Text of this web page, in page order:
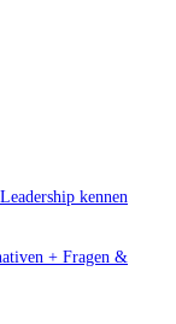
kennen
+ Fragen &